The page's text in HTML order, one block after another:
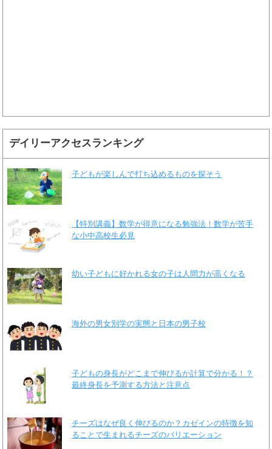
デイリーアクセスランキング
子どもが楽しんで打ち込めるものを探そう
【特別講義】数学が得意になる勉強法！数学が苦手
な小中高校生必見
幼い子どもに好かれる女の子は人間力が高くなる
海外の男女別学の実態と日本の男子校
子どもの身長がどこまで伸びるか計算で分かる！？
最終身長を予測する方法と注意点
チーズはなぜ良く伸びるのか？カゼインの特徴を知
ることで生まれるチーズのバリエーション